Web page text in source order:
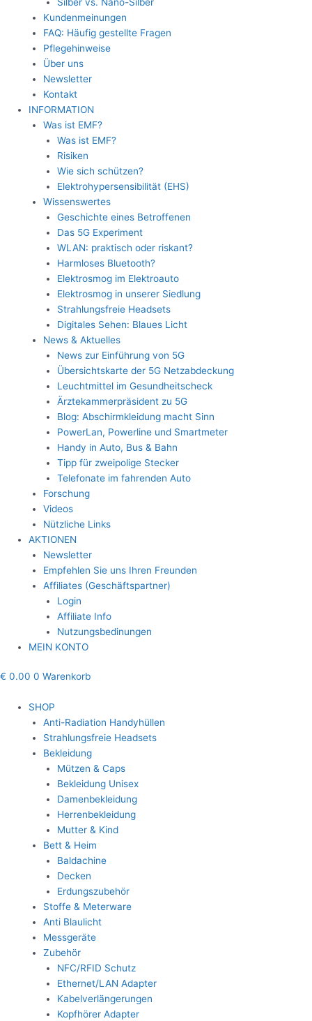
Kundenmeinungen
FAQ: Häufig gestellte Fragen
Pflegehinweise
Über uns
Newsletter
Kontakt
INFORMATION
Was ist EMF?
Was ist EMF?
Risiken
Wie sich schützen?
Elektrohypersensibilität (EHS)
Wissenswertes
Geschichte eines Betroffenen
Das 5G Experiment
WLAN: praktisch oder riskant?
Harmloses Bluetooth?
Elektrosmog im Elektroauto
Elektrosmog in unserer Siedlung
Strahlungsfreie Headsets
Digitales Sehen: Blaues Licht
News & Aktuelles
News zur Einführung von 5G
Übersichtskarte der 5G Netzabdeckung
Leuchtmittel im Gesundheitscheck
Ärztekammerpräsident zu 5G
Blog: Abschirmkleidung macht Sinn
PowerLan, Powerline und Smartmeter
Handy in Auto, Bus & Bahn
Tipp für zweipolige Stecker
Telefonate im fahrenden Auto
Forschung
Videos
Nützliche Links
AKTIONEN
Newsletter
Empfehlen Sie uns Ihren Freunden
Affiliates (Geschäftspartner)
Login
Affiliate Info
Nutzungsbedinungen
MEIN KONTO
€ 0.00 0 Warenkorb
SHOP
Anti-Radiation Handyhüllen
Strahlungsfreie Headsets
Bekleidung
Mützen & Caps
Bekleidung Unisex
Damenbekleidung
Herrenbekleidung
Mutter & Kind
Bett & Heim
Baldachine
Decken
Erdungszubehör
Stoffe & Meterware
Anti Blaulicht
Messgeräte
Zubehör
NFC/RFID Schutz
Ethernet/LAN Adapter
Kabelverlängerungen
Kopfhörer Adapter